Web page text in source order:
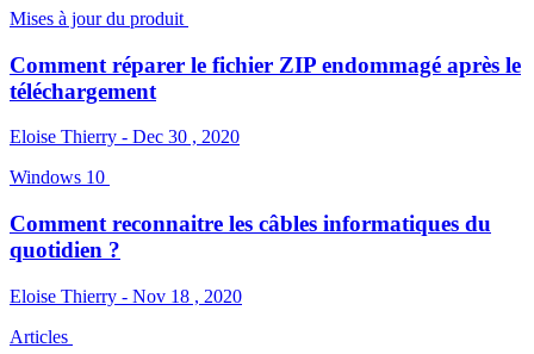
Mises à jour du produit
Comment réparer le fichier ZIP endommagé après le
téléchargement
Eloise Thierry - Dec 30 , 2020
Windows 10
Comment reconnaitre les câbles informatiques du
quotidien ?
Eloise Thierry - Nov 18 , 2020
Articles